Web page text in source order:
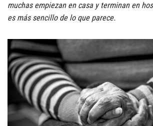
muchas empiezan en casa y terminan en
es más sencillo de lo que parece.